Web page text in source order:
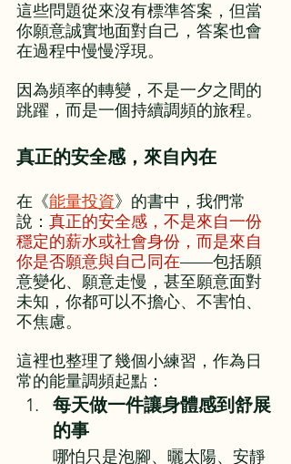
這些問題從來沒有標準答案，但當
你願意誠實地面對自己，答案也會
在過程中慢慢浮現。
因為頻率的轉變，不是一夕之間的
跳躍，而是一個持續調頻的旅程。
真正的安全感，來自內在
在《能量投資》的書中，我們常
說： 真正的安全感，不是來自一份
穩定的薪水或社會身份，而是來自
你是否願意與自己同在——包括願
意變化、願意走慢，甚至願意面對
未知，你都可以不擔心、不害怕、
不焦慮。
這裡也整理了幾個小練習，作為日
常的能量調頻起點：
每天做一件讓身體感到舒展
的事
哪怕只是泡腳、曬太陽、安靜